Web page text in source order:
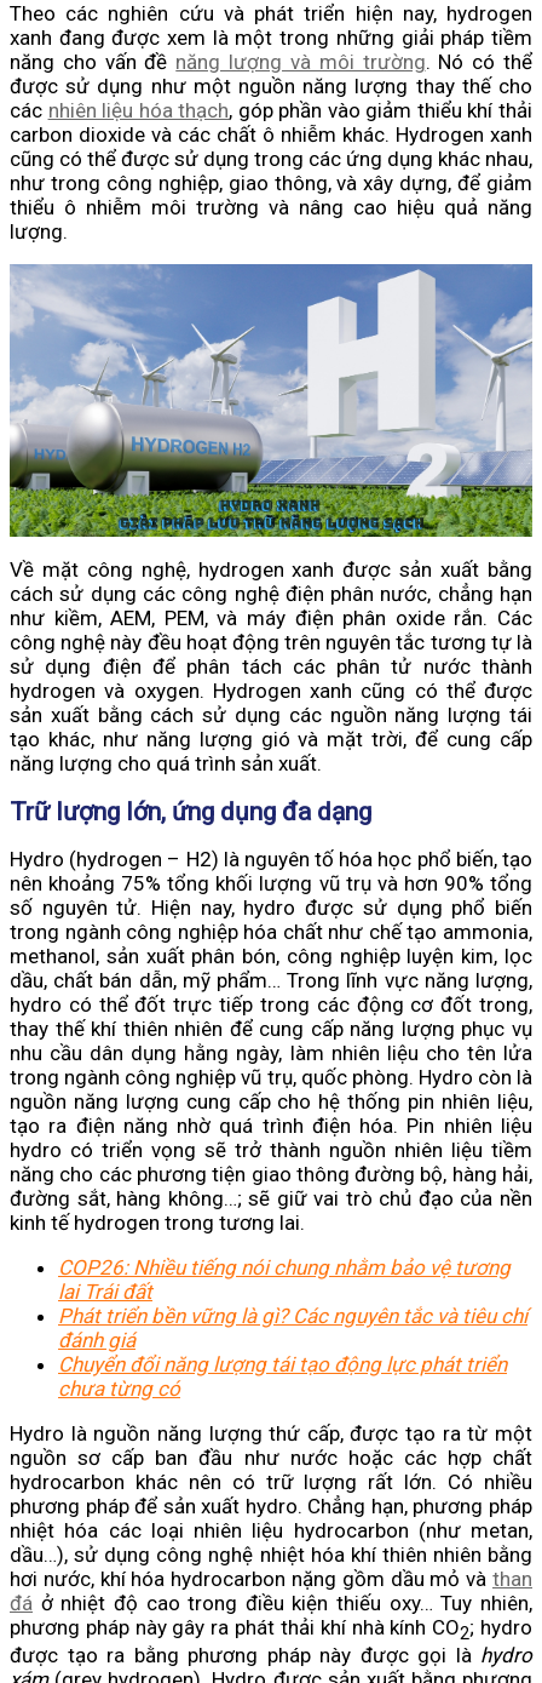
Theo các nghiên cứu và phát triển hiện nay, hydrogen
xanh đang được xem là một trong những giải pháp tiềm
năng cho vấn đề năng lượng và môi trường. Nó có thể
được sử dụng như một nguồn năng lượng thay thế cho
các nhiên liệu hóa thạch, góp phần vào giảm thiểu khí thải
carbon dioxide và các chất ô nhiễm khác. Hydrogen xanh
cũng có thể được sử dụng trong các ứng dụng khác nhau,
như trong công nghiệp, giao thông, và xây dựng, để giảm
thiểu ô nhiễm môi trường và nâng cao hiệu quả năng
lượng.
Về mặt công nghệ, hydrogen xanh được sản xuất bằng
cách sử dụng các công nghệ điện phân nước, chẳng hạn
như kiềm, AEM, PEM, và máy điện phân oxide rắn. Các
công nghệ này đều hoạt động trên nguyên tắc tương tự là
sử dụng điện để phân tách các phân tử nước thành
hydrogen và oxygen. Hydrogen xanh cũng có thể được
sản xuất bằng cách sử dụng các nguồn năng lượng tái
tạo khác, như năng lượng gió và mặt trời, để cung cấp
năng lượng cho quá trình sản xuất.
Trữ lượng lớn, ứng dụng đa dạng
Hydro (hydrogen – H2) là nguyên tố hóa học phổ biến, tạo
nên khoảng 75% tổng khối lượng vũ trụ và hơn 90% tổng
số nguyên tử. Hiện nay, hydro được sử dụng phổ biến
trong ngành công nghiệp hóa chất như chế tạo ammonia,
methanol, sản xuất phân bón, công nghiệp luyện kim, lọc
dầu, chất bán dẫn, mỹ phẩm… Trong lĩnh vực năng lượng,
hydro có thể đốt trực tiếp trong các động cơ đốt trong,
thay thế khí thiên nhiên để cung cấp năng lượng phục vụ
nhu cầu dân dụng hằng ngày, làm nhiên liệu cho tên lửa
trong ngành công nghiệp vũ trụ, quốc phòng. Hydro còn là
nguồn năng lượng cung cấp cho hệ thống pin nhiên liệu,
tạo ra điện năng nhờ quá trình điện hóa. Pin nhiên liệu
hydro có triển vọng sẽ trở thành nguồn nhiên liệu tiềm
năng cho các phương tiện giao thông đường bộ, hàng hải,
đường sắt, hàng không…; sẽ giữ vai trò chủ đạo của nền
kinh tế hydrogen trong tương lai.
COP26: Nhiều tiếng nói chung nhằm bảo vệ tương
lai Trái đất
Phát triển bền vững là gì? Các nguyên tắc và tiêu chí
đánh giá
Chuyển đổi năng lượng tái tạo động lực phát triển
chưa từng có
Hydro là nguồn năng lượng thứ cấp, được tạo ra từ một
nguồn sơ cấp ban đầu như nước hoặc các hợp chất
hydrocarbon khác nên có trữ lượng rất lớn. Có nhiều
phương pháp để sản xuất hydro. Chẳng hạn, phương pháp
nhiệt hóa các loại nhiên liệu hydrocarbon (như metan,
dầu…), sử dụng công nghệ nhiệt hóa khí thiên nhiên bằng
hơi nước, khí hóa hydrocarbon nặng gồm dầu mỏ và than
đá ở nhiệt độ cao trong điều kiện thiếu oxy… Tuy nhiên,
phương pháp này gây ra phát thải khí nhà kính CO2; hydro
được tạo ra bằng phương pháp này được gọi là hydro